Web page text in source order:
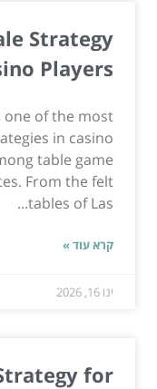
Strategy
Players
one of the most
in casino
table game
From the felt
tables of Las...
קרא עוד »
ינו 16, 2026
for